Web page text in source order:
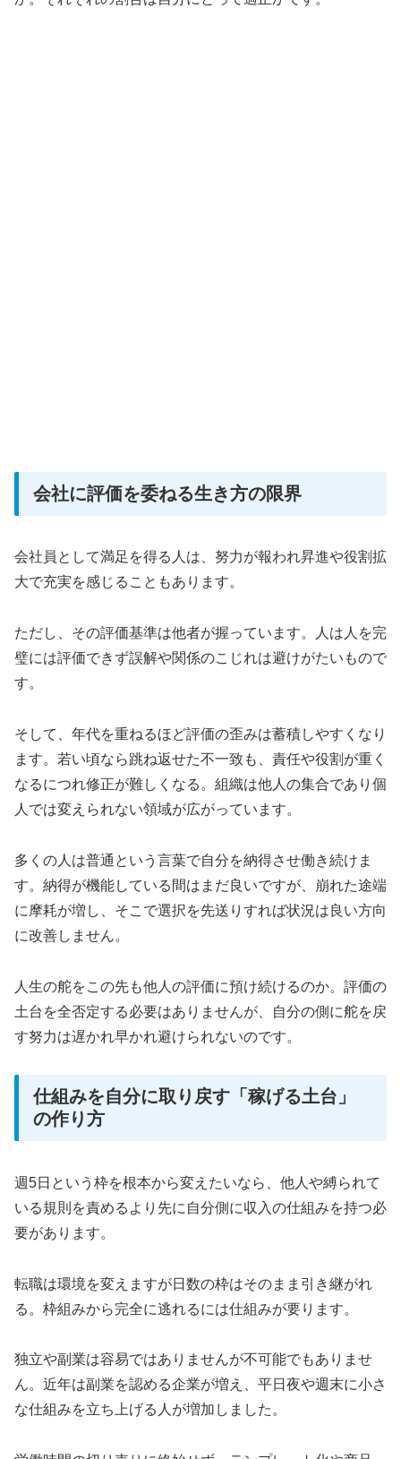
会社に評価を委ねる生き方の限界
会社員として満足を得る人は、努力が報われ昇進や役割拡
大で充実を感じることもあります。
ただし、その評価基準は他者が握っています。人は人を完
璧には評価できず誤解や関係のこじれは避けがたいもので
す。
そして、年代を重ねるほど評価の歪みは蓄積しやすくなり
ます。若い頃なら跳ね返せた不一致も、責任や役割が重く
なるにつれ修正が難しくなる。組織は他人の集合であり個
人では変えられない領域が広がっています。
多くの人は普通という言葉で自分を納得させ働き続けま
す。納得が機能している間はまだ良いですが、崩れた途端
に摩耗が増し、そこで選択を先送りすれば状況は良い方向
に改善しません。
人生の舵をこの先も他人の評価に預け続けるのか。評価の
土台を全否定する必要はありませんが、自分の側に舵を戻
す努力は遅かれ早かれ避けられないのです。
仕組みを自分に取り戻す「稼げる土台」
の作り方
週5日という枠を根本から変えたいなら、他人や縛られて
いる規則を責めるより先に自分側に収入の仕組みを持つ必
要があります。
転職は環境を変えますが日数の枠はそのまま引き継がれ
る。枠組みから完全に逃れるには仕組みが要ります。
独立や副業は容易ではありませんが不可能でもありませ
ん。近年は副業を認める企業が増え、平日夜や週末に小さ
な仕組みを立ち上げる人が増加しました。